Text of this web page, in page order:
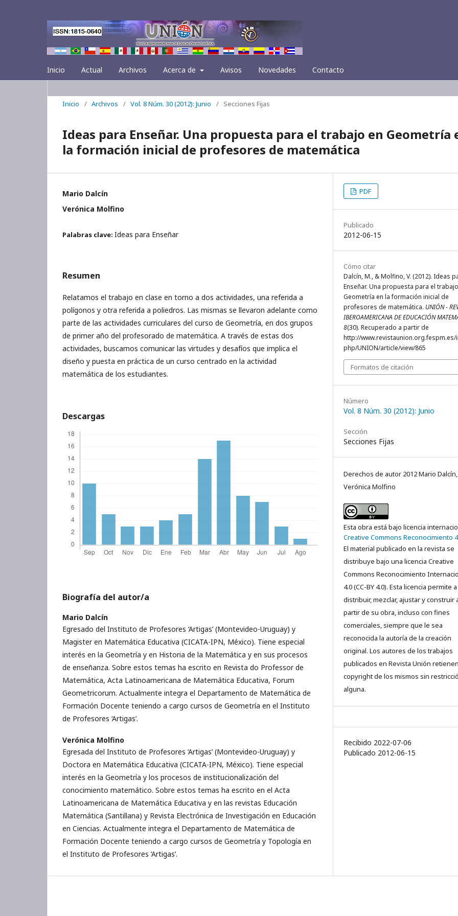
Inicio Actual Archivos Acerca de Avisos Novedades Contacto
Inicio / Archivos / Vol. 8 Núm. 30 (2012): Junio / Secciones Fijas
Ideas para Enseñar. Una propuesta para el trabajo en Geometría
la formación inicial de profesores de matemática
Mario Dalcín
Verónica Molfino
Palabras clave: Ideas para Enseñar
Resumen
Relatamos el trabajo en clase en torno a dos actividades, una referida a
polígonos y otra referida a poliedros. Las mismas se llevaron adelante como
parte de las actividades curriculares del curso de Geometría, en dos grupos
de primer año del profesorado de matemática. A través de estas dos
actividades, buscamos comunicar las virtudes y desafíos que implica el
diseño y puesta en práctica de un curso centrado en la actividad
matemática de los estudiantes.
Descargas
Biografía del autor/a
Mario Dalcín
Egresado del Instituto de Profesores ‘Artigas’ (Montevideo-Uruguay) y
Magister en Matemática Educativa (CICATA-IPN, México). Tiene especial
interés en la Geometría y en Historia de la Matemática y en sus procesos
de enseñanza. Sobre estos temas ha escrito en Revista do Professor de
Matemática, Acta Latinoamericana de Matemática Educativa, Forum
Geometricorum. Actualmente integra el Departamento de Matemática de
Formación Docente teniendo a cargo cursos de Geometría en el Instituto
de Profesores ‘Artigas’.
Verónica Molfino
Egresada del Instituto de Profesores ‘Artigas’ (Montevideo-Uruguay) y
Doctora en Matemática Educativa (CICATA-IPN, México). Tiene especial
interés en la Geometría y los procesos de institucionalización del
conocimiento matemático. Sobre estos temas ha escrito en el Acta
Latinoamericana de Matemática Educativa y en las revistas Educación
Matemática (Santillana) y Revista Electrónica de Investigación en Educación
en Ciencias. Actualmente integra el Departamento de Matemática de
Formación Docente teniendo a cargo cursos de Geometría y Topología en
el Instituto de Profesores ‘Artigas’.
PDF
Publicado
2012-06-15
Cómo citar
Dalcín, M., & Molfino, V. (2012). Ideas
Enseñar. Una propuesta para el
Geometría en la formación inicial de
profesores de matemática. UNIÓN -
IBEROAMERICANA DE EDUCACIÓN
8(30). Recuperado a partir de
http://www.revistaunion.org.fespm.es/
php/UNION/article/view/865
Formatos de citación
Número
Vol. 8 Núm. 30 (2012): Junio
Sección
Secciones Fijas
Derechos de autor 2012 Mario Dalcín,
Verónica Molfino
Esta obra está bajo licencia
Creative Commons Reconocimiento
El material publicado en la revista se
distribuye bajo una licencia Creative
Commons Reconocimiento
4.0 (CC-BY 4.0). Esta licencia permite
distribuir, mezclar, ajustar y construir
partir de su obra, incluso con fines
comerciales, siempre que le sea
reconocida la autoría de la creación
original. Los autores de los trabajos
publicados en Revista Unión
copyright de los mismos sin
alguna.
Recibido 2022-07-06
Publicado 2012-06-15